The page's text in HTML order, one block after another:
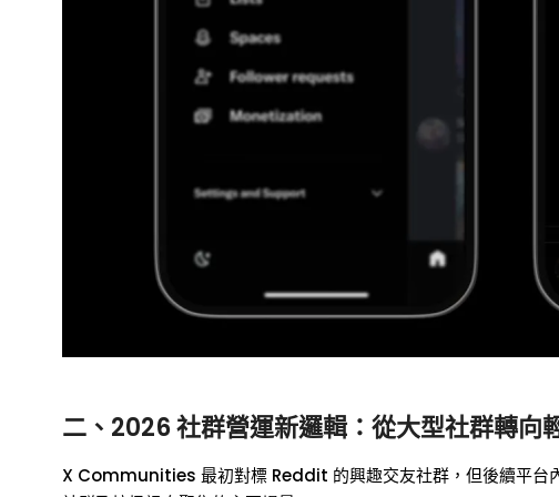
二、2026 社群營運新邏輯：從大型社群轉向
X Communities 最初對標 Reddit 的興趣交友社群，但後續平台